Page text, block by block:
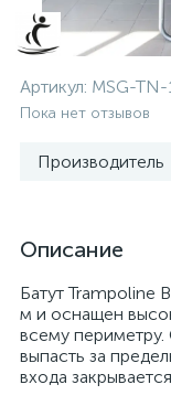
Артикул: MSG-TN-
Пока нет отзывов
Производитель
Описание
Батут Trampoline
м и оснащен
всему периметру.
выпасть за
входа